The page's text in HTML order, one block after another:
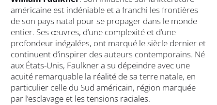
américaine est indéniable et a franchi les frontières
de son pays natal pour se propager dans le monde
entier. Ses œuvres, d’une complexité et d’une
profondeur inégalées, ont marqué le siècle dernier et
continuent d’inspirer des auteurs contemporains. Né
aux États-Unis, Faulkner a su dépeindre avec une
acuité remarquable la réalité de sa terre natale, en
particulier celle du Sud américain, région marquée
par l’esclavage et les tensions raciales.